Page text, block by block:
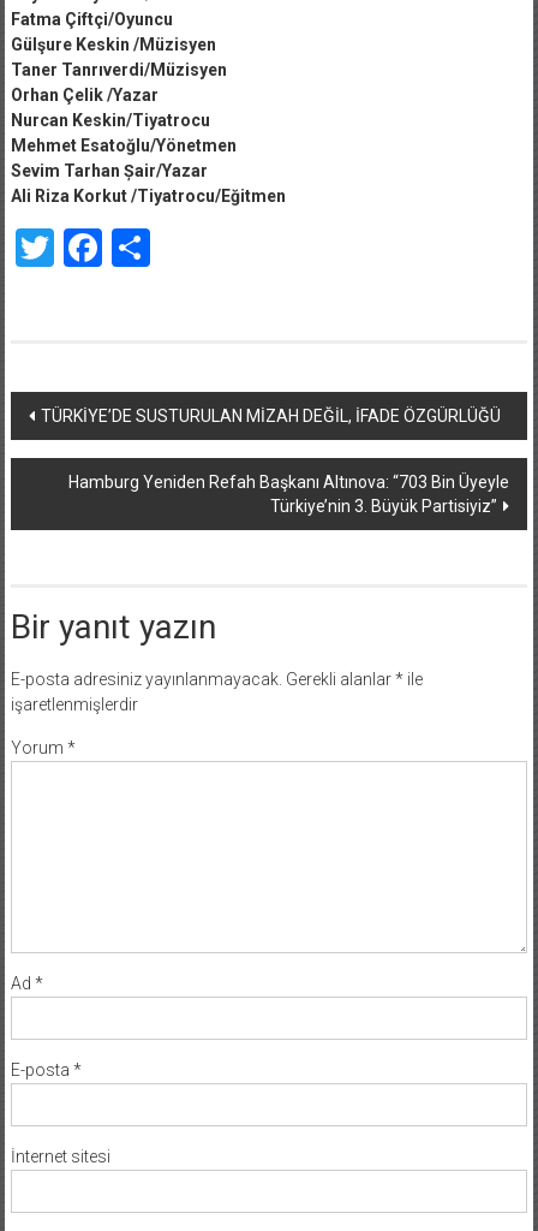
Fatma Çiftçi/Oyuncu
Gülşure Keskin /Müzisyen
Taner Tanrıverdi/Müzisyen
Orhan Çelik /Yazar
Nurcan Keskin/Tiyatrocu
Mehmet Esatoğlu/Yönetmen
Sevim Tarhan Șair/Yazar
Ali Riza Korkut /Tiyatrocu/Eğitmen
TwitterFacebook
Share
Yazı
dolaşımı
TÜRKİYE’DE SUSTURULAN MİZAH DEĞİL, İFADE ÖZGÜRLÜĞÜ
Hamburg Yeniden Refah Başkanı Altınova: “703 Bin Üyeyle
Türkiye’nin 3. Büyük Partisiyiz”
Bir yanıt yazın
E-posta adresiniz yayınlanmayacak. Gerekli alanlar*ile
işaretlenmişlerdir
Yorum *
Ad *
E-posta *
İnternet sitesi